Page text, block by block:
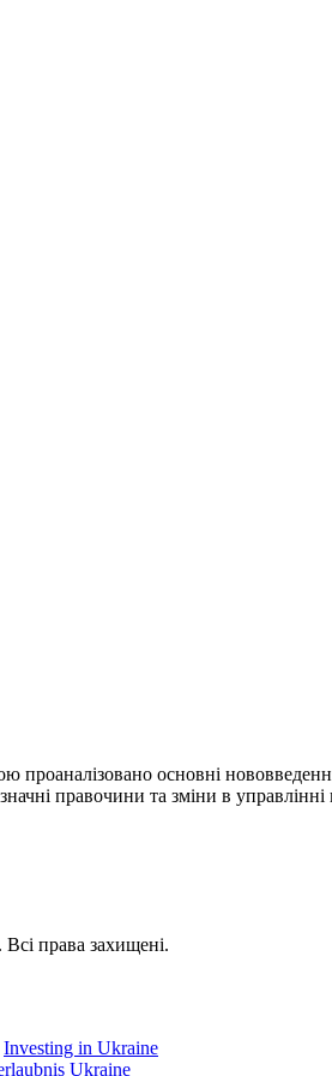
проаналізовано основні
правочини та зміни в
права захищені.
Investing in Ukraine
Ukraine